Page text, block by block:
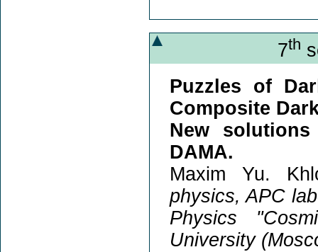
7th
Puzzles of
Composite
New
DAMA.
Maxim Yu.
physics, APC
Physics
University